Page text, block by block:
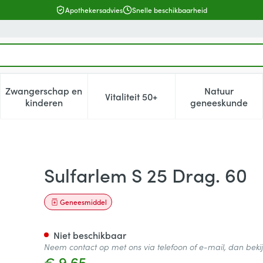
Apothekersadvies Snelle beschikbaarheid
verzorging en hygiëne categorie
voor Dieet, voeding en vitamines categorie
Zwangerschap en
kinderenToon submenu voor Zwangerschap en kinderen
Vitaliteit 50+Toon submenu voor Vitaliteit
Natuur
geneeskunde
Toon
Sulfarlem S 25 Drag. 60
Geneesmiddel
Niet beschikbaar
Neem contact op met ons via telefoon of e-mail, dan